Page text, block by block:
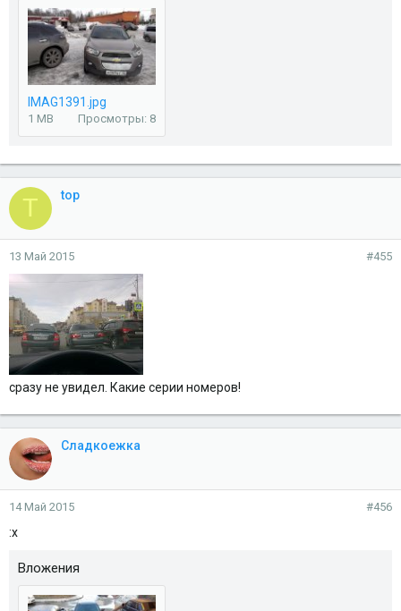
IMAG1391.jpg
1 MB Просмотры: 8
T top
13 Май 2015 #455
сразу не увидел. Какие серии номеров!
Сладкоежка
14 Май 2015 #456
:x
Вложения